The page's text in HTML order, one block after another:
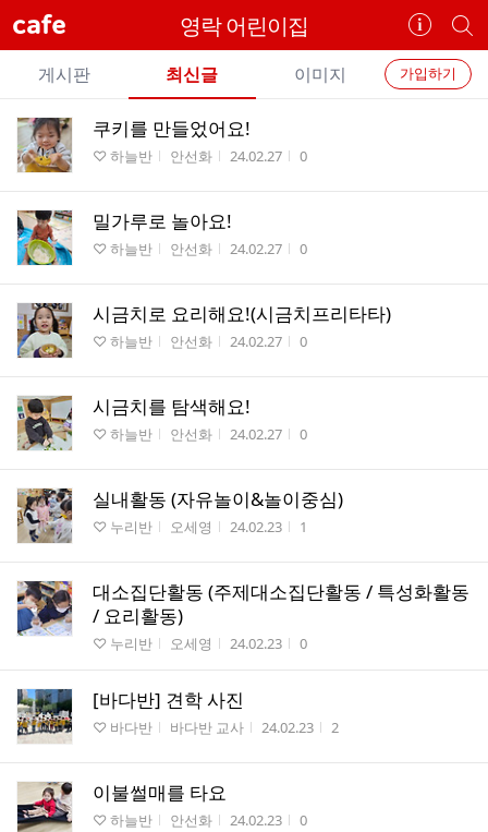
cafe 영락 어린이집
카
페
정
보
개
별
카
페
카
페
메
뉴
가입하기
게시판 최신글 이미지
전
체
글
리
쿠키를 만들었어요!
게시판명
♡ 하늘반 작성자
안선화 작성시간
24.02.27 조회수
0
밀가루로 놀아요!
게시판명
♡ 하늘반 작성자
안선화 작성시간
24.02.27 조회수
0
시금치로 요리해요!(시금치프리타타)
게시판명
♡ 하늘반 작성자
안선화 작성시간
24.02.27 조회수
0
시금치를 탐색해요!
게시판명
♡ 하늘반 작성자
안선화 작성시간
24.02.27 조회수
0
실내활동 (자유놀이&놀이중심)
게시판명
♡ 누리반 작성자
오세영 작성시간
24.02.23 조회수
1
대소집단활동 (주제대소집단활동 / 특성화활동
/ 요리활동)
게시판명
♡ 누리반 작성자
오세영 작성시간
24.02.23 조회수
0
[바다반] 견학 사진
게시판명
♡ 바다반 작성자
바다반 교사 작성시간
24.02.23 조회수
2
이불썰매를 타요
게시판명
♡ 하늘반 작성자
안선화 작성시간
24.02.23 조회수
0